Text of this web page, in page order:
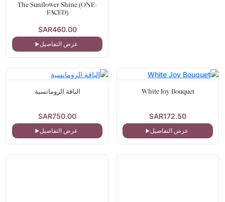
The Sunflower Shine (ONE-
FACED)
SAR460.00
عرض التفاصيل
White Joy Bouquet
SAR172.50
عرض التفاصيل
الباقة الرومانسية
SAR750.00
عرض التفاصيل